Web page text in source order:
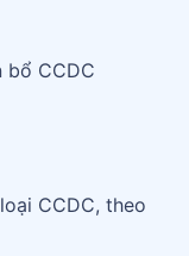
bổ CCDC
CCDC, theo